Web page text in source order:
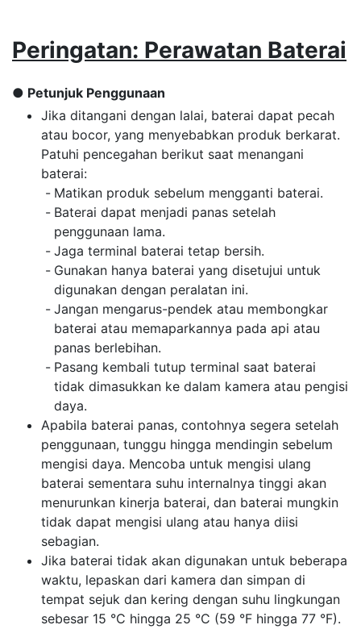
Peringatan: Perawatan Baterai
Petunjuk Penggunaan
Jika ditangani dengan lalai, baterai dapat pecah
atau bocor, yang menyebabkan produk berkarat.
Patuhi pencegahan berikut saat menangani
baterai:
Matikan produk sebelum mengganti baterai.
Baterai dapat menjadi panas setelah
penggunaan lama.
Jaga terminal baterai tetap bersih.
Gunakan hanya baterai yang disetujui untuk
digunakan dengan peralatan ini.
Jangan mengarus-pendek atau membongkar
baterai atau memaparkannya pada api atau
panas berlebihan.
Pasang kembali tutup terminal saat baterai
tidak dimasukkan ke dalam kamera atau pengisi
daya.
Apabila baterai panas, contohnya segera setelah
penggunaan, tunggu hingga mendingin sebelum
mengisi daya. Mencoba untuk mengisi ulang
baterai sementara suhu internalnya tinggi akan
menurunkan kinerja baterai, dan baterai mungkin
tidak dapat mengisi ulang atau hanya diisi
sebagian.
Jika baterai tidak akan digunakan untuk beberapa
waktu, lepaskan dari kamera dan simpan di
tempat sejuk dan kering dengan suhu lingkungan
sebesar 15 °C hingga 25 °C (59 °F hingga 77 °F).